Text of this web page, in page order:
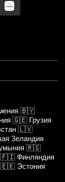
🇧🇾
🇬🇪 Грузия
🇱🇻
Зеландия
🇷🇸
🇫🇮 Финляндия
🇪🇪 Эстония